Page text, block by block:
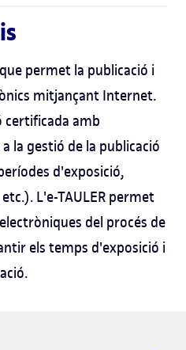
permet la publicació i
mitjançant Internet.
certificada amb
la gestió de la publicació
d'exposició,
L'e-TAULER permet
del procés de
els temps d'exposició i